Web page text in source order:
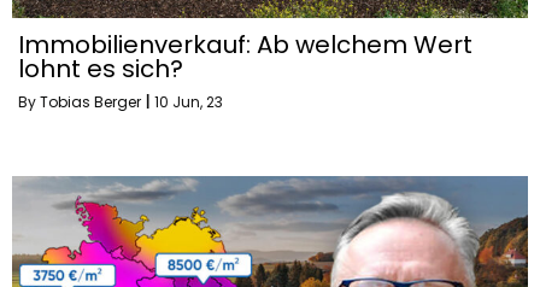
Immobilienverkauf: Ab welchem Wert
lohnt es sich?
ByTobias Berger 10 Jun, 23